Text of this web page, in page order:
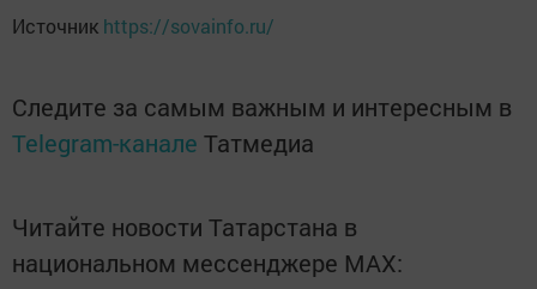
Источник https://sovainfo.ru/
Следите за самым важным и интересным в
Telegram-канале Татмедиа
Читайте новости Татарстана в
национальном мессенджере MАХ: